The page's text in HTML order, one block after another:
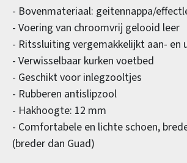
- Bovenmateriaal: geitennappa/
- Voering van chroomvrij gelooid leer
- Ritssluiting vergemakkelijkt aan- en
- Verwisselbaar kurken voetbed
- Geschikt voor inlegzooltjes
- Rubberen antislipzool
- Hakhoogte: 12 mm
- Comfortabele en lichte schoen,
(breder dan Guad)